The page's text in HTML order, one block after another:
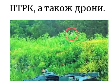
ПТРК, а також дрони.